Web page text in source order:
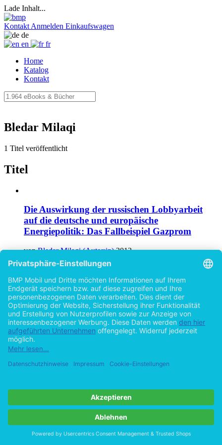
Lade Inhalt...
Kontakt Anmelden Einkaufswagen
de
en
fr
Home
Katalog
Kontakt
Bledar Milaqi
1 Titel veröffentlicht
Titel
Die Auswirkung der russischen Lobbyarbeit
auf die deutsche und europäische
Energiepolitik: Das Fallbeispiel Gazprom
vonBledar Milaqi (Autor:in) 2013
©2011
Bachelorarbeit
Hilfe/FAQ
Impressum
Datenschutz
AGB
Vertrag widerrufen
Zur Desktop-Version
Copyright ©Imprint in der Bedey & Thoms Media GmbH
byOpen Publishing